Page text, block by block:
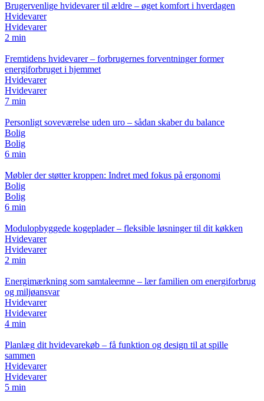
Brugervenlige hvidevarer til ældre – øget komfort i hverdagen
Hvidevarer
Hvidevarer
2 min
Fremtidens hvidevarer – forbrugernes forventninger former
energiforbruget i hjemmet
Hvidevarer
Hvidevarer
7 min
Personligt soveværelse uden uro – sådan skaber du balance
Bolig
Bolig
6 min
Møbler der støtter kroppen: Indret med fokus på ergonomi
Bolig
Bolig
6 min
Modulopbyggede kogeplader – fleksible løsninger til dit køkken
Hvidevarer
Hvidevarer
2 min
Energimærkning som samtaleemne – lær familien om energiforbrug
og miljøansvar
Hvidevarer
Hvidevarer
4 min
Planlæg dit hvidevarekøb – få funktion og design til at spille
sammen
Hvidevarer
Hvidevarer
5 min